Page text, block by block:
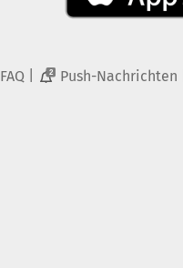
FAQ 2 Push-Nachrichten